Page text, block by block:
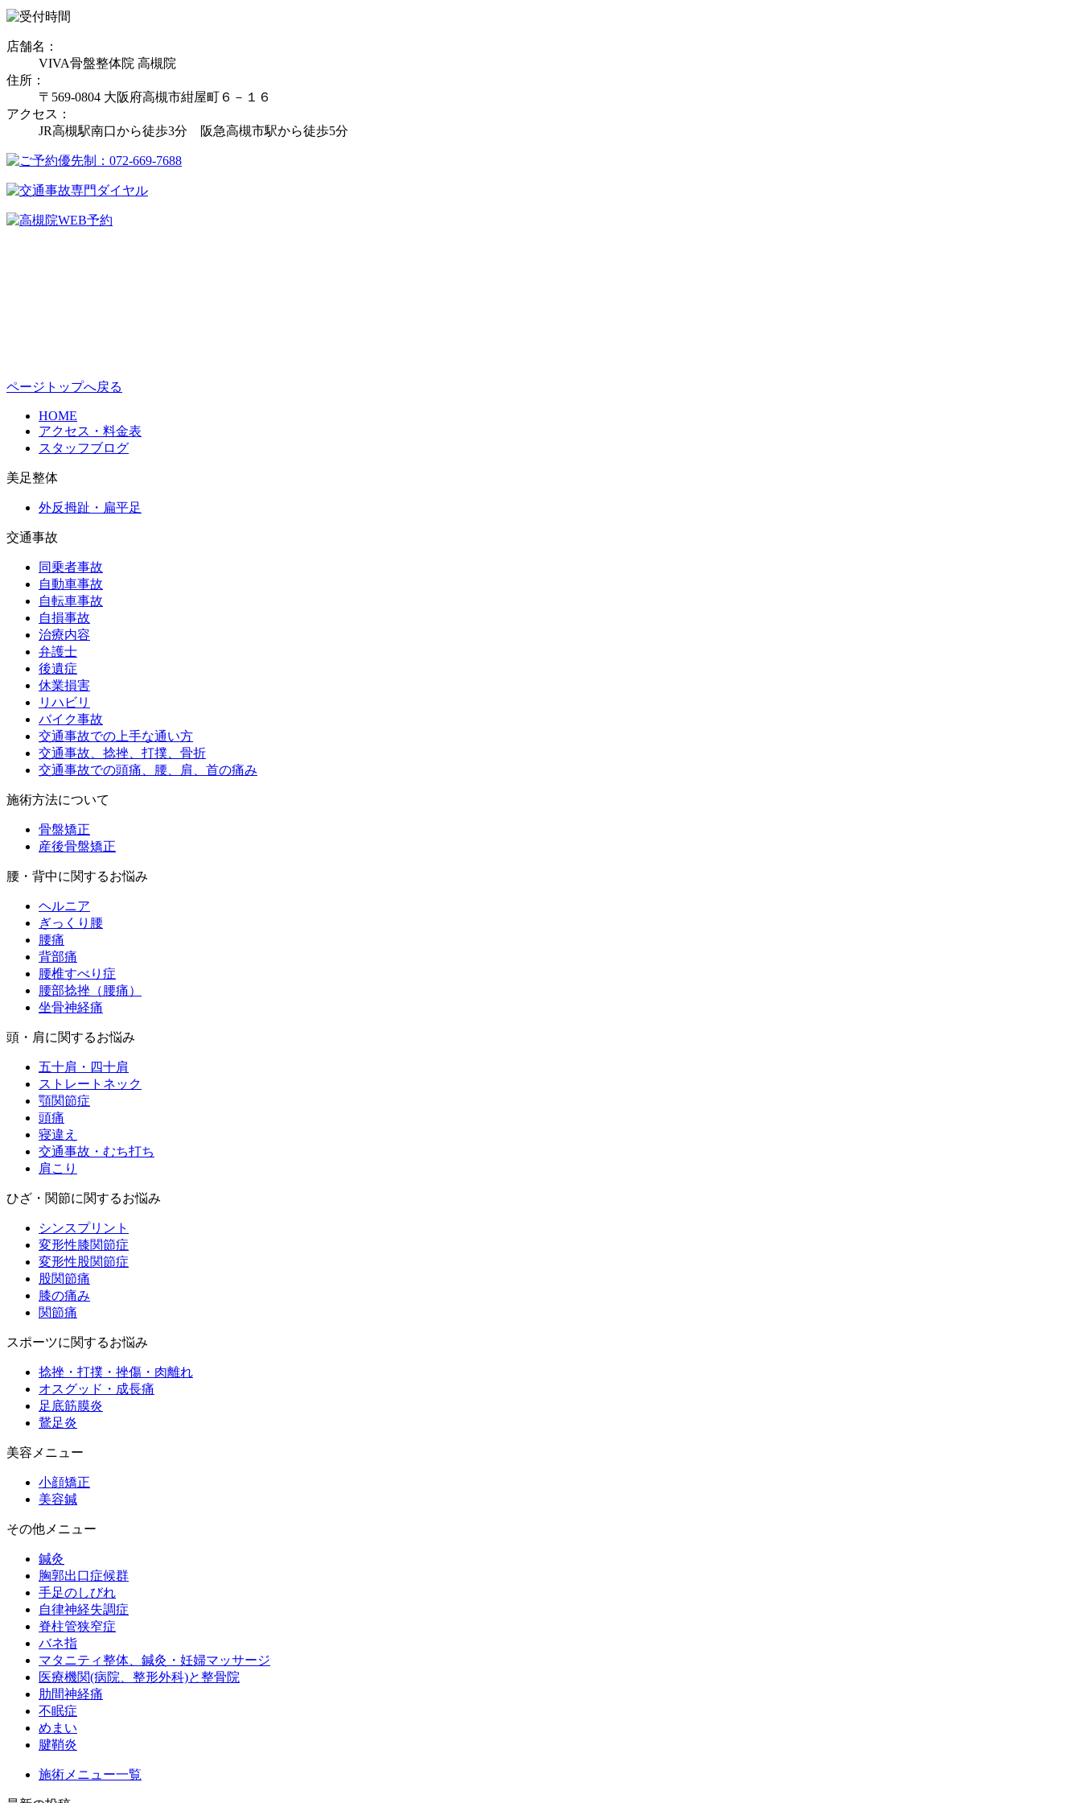
店舗名：
VIVA骨盤整体院 高槻院
住所：
〒569-0804 大阪府高槻市紺屋町６－１６
アクセス：
JR高槻駅南口から徒歩3分 阪急高槻市駅から徒歩5分
ページトップへ戻る
HOME
アクセス・料金表
スタッフブログ
美足整体
外反拇趾・扁平足
交通事故
同乗者事故
自動車事故
自転車事故
自損事故
治療内容
弁護士
後遺症
休業損害
リハビリ
バイク事故
交通事故での上手な通い方
交通事故、捻挫、打撲、骨折
交通事故での頭痛、腰、肩、首の痛み
施術方法について
骨盤矯正
産後骨盤矯正
腰・背中に関するお悩み
ヘルニア
ぎっくり腰
腰痛
背部痛
腰椎すべり症
腰部捻挫（腰痛）
坐骨神経痛
頭・肩に関するお悩み
五十肩・四十肩
ストレートネック
顎関節症
頭痛
寝違え
交通事故・むち打ち
肩こり
ひざ・関節に関するお悩み
シンスプリント
変形性膝関節症
変形性股関節症
股関節痛
膝の痛み
関節痛
スポーツに関するお悩み
捻挫・打撲・挫傷・肉離れ
オスグッド・成長痛
足底筋膜炎
鵞足炎
美容メニュー
小顔矯正
美容鍼
その他メニュー
鍼灸
胸郭出口症候群
手足のしびれ
自律神経失調症
脊柱管狭窄症
バネ指
マタニティ整体、鍼灸・妊婦マッサージ
医療機関(病院、整形外科)と整骨院
肋間神経痛
不眠症
めまい
腱鞘炎
施術メニュー一覧